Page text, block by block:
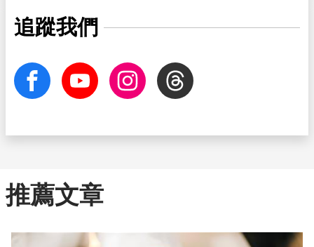
追蹤我們
facebook Youtube InstagramThreads
推薦文章